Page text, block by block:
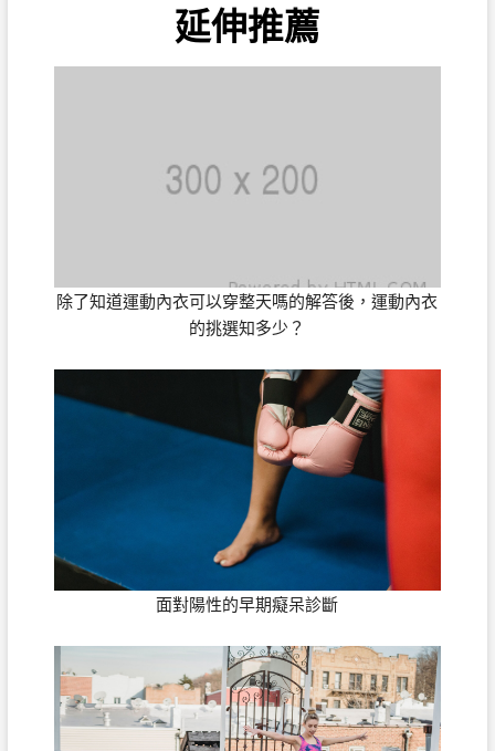
延伸推薦
除了知道運動內衣可以穿整天嗎的解答後，運動內衣
的挑選知多少？
面對陽性的早期癡呆診斷